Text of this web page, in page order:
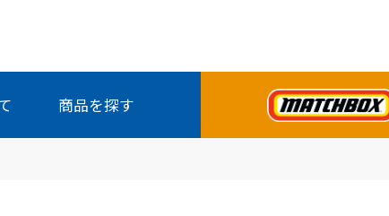
商品を探す